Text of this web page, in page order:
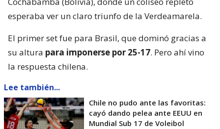
esperaba ver un claro triunfo de la Verdeamarela.
El primer set fue para Brasil, que dominó gracias a
su altura para imponerse por 25-17. Pero ahí vino
la respuesta chilena.
Lee también...
Chile no pudo ante las favoritas:
cayó dando pelea ante EEUU en
Mundial Sub 17 de Voleibol